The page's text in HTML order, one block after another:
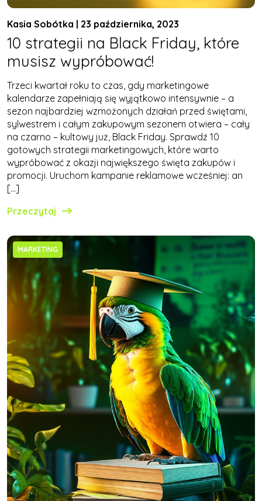
Kasia Sobótka | 23 października, 2023
10 strategii na Black Friday, które
musisz wypróbować!
Trzeci kwartał roku to czas, gdy marketingowe
kalendarze zapełniają się wyjątkowo intensywnie – a
sezon najbardziej wzmożonych działań przed świętami,
sylwestrem i całym zakupowym sezonem otwiera – cały
na czarno – kultowy już, Black Friday. Sprawdź 10
gotowych strategii marketingowych, które warto
wypróbować z okazji największego święta zakupów i
promocji. Uruchom kampanie reklamowe wcześniej: an
[…]
Przeczytaj
MARKETING